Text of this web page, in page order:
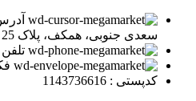
سعدی جنوبی، همکف، پلاک 25
تلفن ها :
فکس
کدپستی : 1143736616